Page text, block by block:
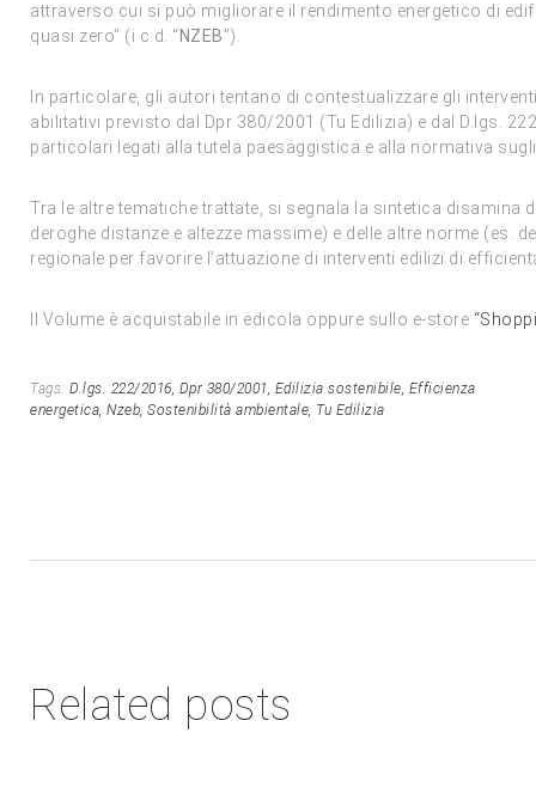
attraverso cui si può migliorare il rendimento energetico di
quasi zero” (i c.d. “NZEB”).
In particolare, gli autori tentano di contestualizzare gli
abilitativi previsto dal Dpr 380/2001 (Tu Edilizia) e dal D.lgs.
particolari legati alla tutela paesaggistica e alla normativa
Tra le altre tematiche trattate, si segnala la sintetica
deroghe distanze e altezze massime) e delle altre norme (es.
regionale per favorire l’attuazione di interventi edilizi di
Il Volume è acquistabile in edicola oppure sullo e-store
Tags: D.lgs. 222/2016, Dpr 380/2001, Edilizia sostenibile, Efficienza
energetica, Nzeb, Sostenibilità ambientale, Tu Edilizia
Related posts